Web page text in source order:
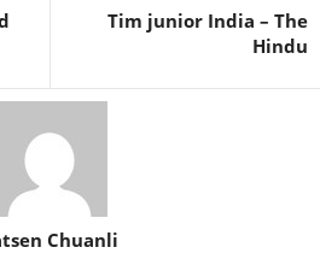
Tim junior India – The
Hindu
Chuanli